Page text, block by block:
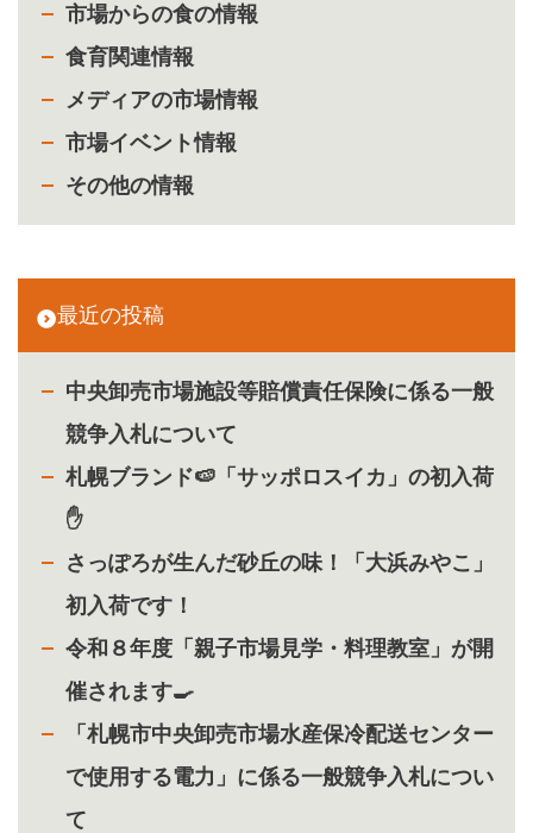
市場からの食の情報
食育関連情報
メディアの市場情報
市場イベント情報
その他の情報
最近の投稿
中央卸売市場施設等賠償責任保険に係る一般
競争入札について
札幌ブランド🍉「サッポロスイカ」の初入荷
✋
さっぽろが生んだ砂丘の味！「大浜みやこ」
初入荷です！
令和８年度「親子市場見学・料理教室」が開
催されます🍳
「札幌市中央卸売市場水産保冷配送センター
で使用する電力」に係る一般競争入札につい
て